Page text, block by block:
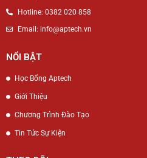
Hotline: 0382 020 858
Email: info@aptech.vn
NỔI BẬT
Học Bổng Aptech
Giới Thiệu
Chương Trình Đào Tạo
Tin Tức Sự Kiện